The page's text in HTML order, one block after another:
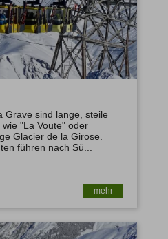
DE/Buerger/Inhalte/Allgemein/
Grave sind lange, steile
"La Voute" oder
Glacier de la Girose.
führen nach Sü...
mehr